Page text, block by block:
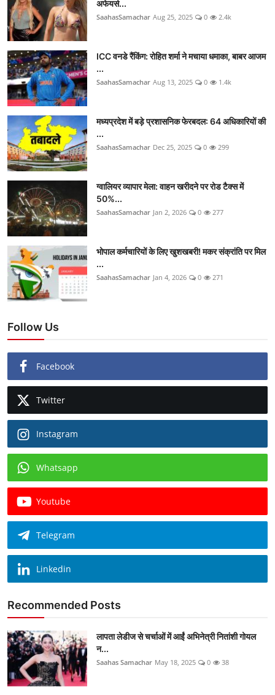
अफेयर्स...
SaahasSamachar Aug 25, 2025 0 2.4k
ICC वनडे रैंकिंग: रोहित शर्मा ने मचाया धमाका, बाबर आजम
...
SaahasSamachar Aug 13, 2025 0 1.4k
मध्यप्रदेश में बड़े प्रशासनिक फेरबदल: 64 अधिकारियों की
...
SaahasSamachar Dec 25, 2025 0 299
ग्वालियर व्यापार मेला: वाहन खरीदने पर रोड टैक्स में
50%...
SaahasSamachar Jan 2, 2026 0 277
भोपाल कर्मचारियों के लिए खुशखबरी! मकर संक्रांति पर मिल
...
SaahasSamachar Jan 4, 2026 0 271
Follow Us
Facebook
Twitter
Instagram
Whatsapp
Youtube
Telegram
Linkedin
Recommended Posts
लापता लेडीज से चर्चाओं में आईं अभिनेत्री नितांशी गोयल
न...
Saahas Samachar May 18, 2025 0 38